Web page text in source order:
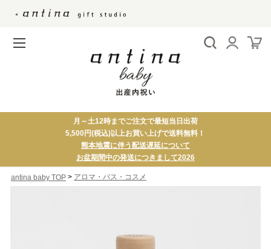
月～土12時までご注文で最短当日出荷
5,500円(税込)以上お買い上げで送料無料！
熊本地震に伴う配送遅延について
お盆期間中の発送につきまして2026
antina baby TOP> アロマ・バス・コスメ